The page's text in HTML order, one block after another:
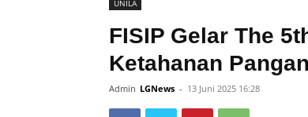
UNILA
FISIP Gelar The
Ketahanan
Admin LGNews - 13 Juni 2025 16:28